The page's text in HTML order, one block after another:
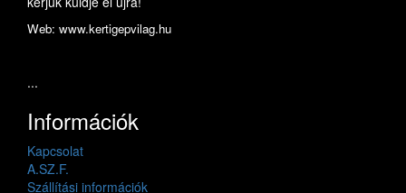
Web: www.kertigepvilag.hu
...
Információk
Kapcsolat
A.SZ.F.
Szállítási információk